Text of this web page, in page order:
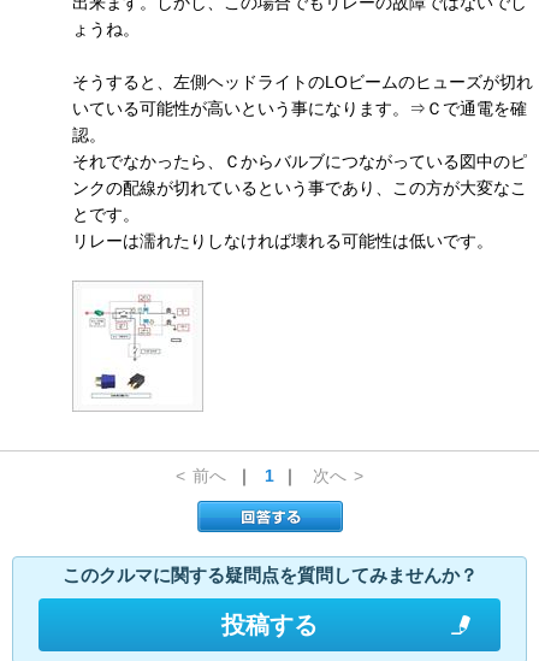
ょうね。
そうすると、左側ヘッドライトのLOビームのヒューズが切れ
いている可能性が高いという事になります。⇒Ｃで通電を確
認。
それでなかったら、Ｃからバルブにつながっている図中のピ
ンクの配線が切れているという事であり、この方が大変なこ
とです。
リレーは濡れたりしなければ壊れる可能性は低いです。
< 前へ ｜ 1 ｜ 次へ >
このクルマに関する疑問点を質問してみませんか？
投稿する